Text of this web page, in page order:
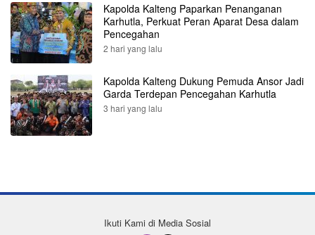
Kapolda Kalteng Paparkan Penanganan
Karhutla, Perkuat Peran Aparat Desa dalam
Pencegahan
2 hari yang lalu
Kapolda Kalteng Dukung Pemuda Ansor Jadi
Garda Terdepan Pencegahan Karhutla
3 hari yang lalu
Ikuti Kami di Media Sosial